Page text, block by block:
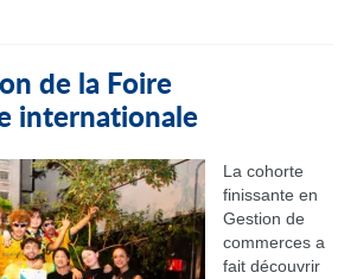
de la Foire
internationale
La cohorte
finissante en
Gestion de
commerces a
fait découvrir